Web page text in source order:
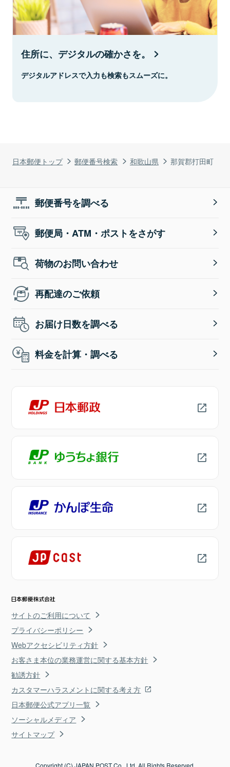
日本郵便トップ 郵便番号検索 和歌山県 那賀郡打田町
住所に、デジタルの確かさを。
デジタルアドレスで入力も検索もスムーズに。
郵便番号を調べる
郵便局・ATM・ポストをさがす
荷物のお問い合わせ
再配達のご依頼
お届け日数を調べる
料金を計算・調べる
サイトのご利用について
プライバシーポリシー
Webアクセシビリティ方針
お客さま本位の業務運営に関する基本方針
勧誘方針
カスタマーハラスメントに関する考え方
日本郵便公式アプリ一覧
ソーシャルメディア
サイトマップ
Copyright (C) JAPAN POST Co., Ltd. All Rights Reserved.